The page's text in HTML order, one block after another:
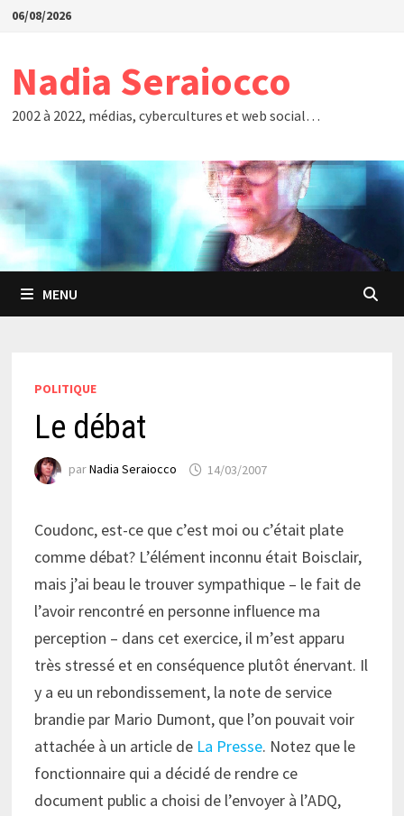
Passer
06/08/2026
Nadia Seraiocco
2002 à 2022, médias, cybercultures et web social…
MENU
POLITIQUE
Le débat
parNadia Seraiocco 14/03/2007
Coudonc, est-ce que c’est moi ou c’était plate
comme débat? L’élément inconnu était Boisclair,
mais j’ai beau le trouver sympathique – le fait de
l’avoir rencontré en personne influence ma
perception – dans cet exercice, il m’est apparu
très stressé et en conséquence plutôt énervant. Il
y a eu un rebondissement, la note de service
brandie par Mario Dumont, que l’on pouvait voir
attachée à un article de La Presse. Notez que le
fonctionnaire qui a décidé de rendre ce
document public a choisi de l’envoyer à l’ADQ,